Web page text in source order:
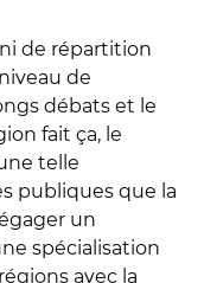
de répartition
de
débats et le
fait ça, le
telle
publiques que la
un
spécialisation
avec la